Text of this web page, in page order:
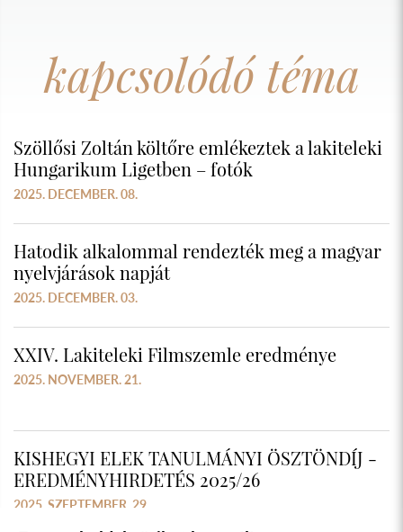
kapcsolódó téma
Szöllősi Zoltán költőre emlékeztek a lakiteleki
Hungarikum Ligetben – fotók
2025. DECEMBER. 08.
Hatodik alkalommal rendezték meg a magyar
nyelvjárások napját
2025. DECEMBER. 03.
XXIV. Lakiteleki Filmszemle eredménye
2025. NOVEMBER. 21.
KISHEGYI ELEK TANULMÁNYI ÖSZTÖNDÍJ -
EREDMÉNYHIRDETÉS 2025/26
2025. SZEPTEMBER. 29.